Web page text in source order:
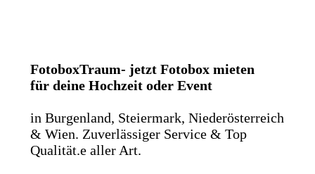
FotoboxTraum- jetzt Fotobox mieten
für deine Hochzeit oder Event
in Burgenland, Steiermark, Niederösterreich
& Wien. Zuverlässiger Service & Top
Qualität.e aller Art.